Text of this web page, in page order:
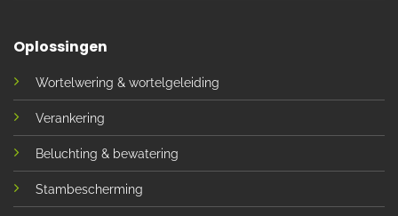
Oplossingen
Wortelwering & wortelgeleiding
Verankering
Beluchting & bewatering
Stambescherming